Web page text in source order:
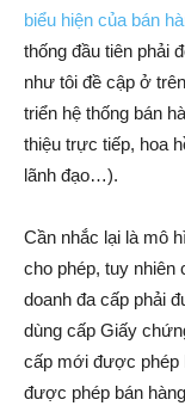
biểu hiện của bán
thống đầu tiên phải
như tôi đề cập ở
triển hệ thống bán
thiệu trực tiếp, hoa
lãnh đạo…).
Cần nhắc lại là mô
cho phép, tuy
doanh đa cấp phải
dùng cấp Giấy
cấp mới được phép
được phép bán